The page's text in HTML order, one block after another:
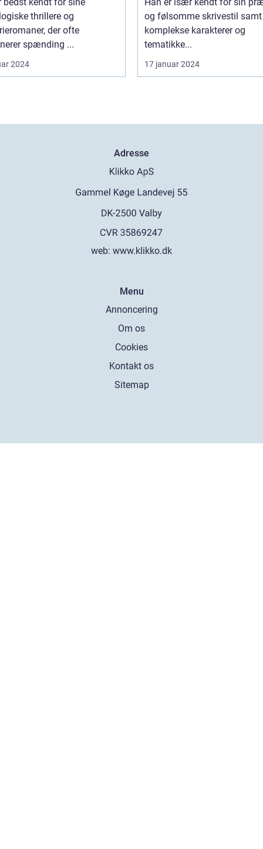
thrillere og
der ofte
spænding ...
2024
og følsomme skrivestil
komplekse karakterer og
tematikke...
17 januar 2024
Adresse
web: www.klikko.dk
Menu
Annoncering
Om os
Cookies
Kontakt os
Sitemap